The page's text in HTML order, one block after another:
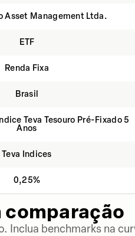
Asset Management Ltda.
ETF
Renda Fixa
Brasil
Teva Tesouro Pré-Fixado 5
Anos
Teva Indices
0,25%
comparação
Inclua benchmarks na